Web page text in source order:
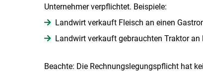
Unternehmer verpflichtet. Beispiele:
Landwirt verkauft Fleisch an einen
Landwirt verkauft gebrauchten Traktor
Beachte: Die Rechnungslegungspflicht hat